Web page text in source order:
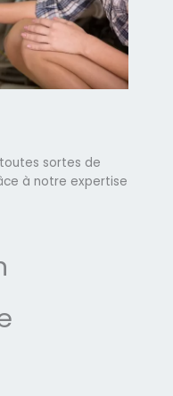
sortes de
à notre expertise